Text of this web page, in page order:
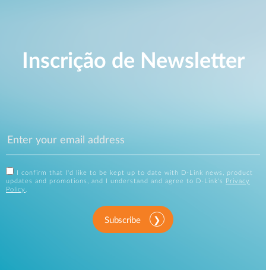
Inscrição de Newsletter
I confirm that I'd like to be kept up to date with D-Link news, product
updates and promotions, and I understand and agree to D-Link's
Privacy
Policy .
Subscribe